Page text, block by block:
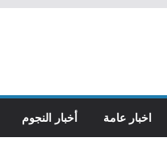
أخبار النجوم اخبار عامة